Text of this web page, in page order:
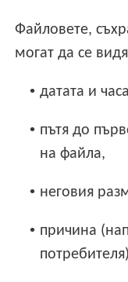
Файловете,
могат да се
• датата и
• пътя до
на файла,
• неговия
• причина